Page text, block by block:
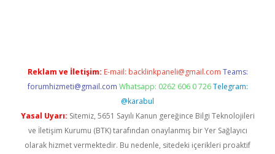
Reklam ve İletişim: E-mail: backlinkpaneli@gmail.com Teams:
forumhizmeti@gmail.com Whatsapp: 0262 606 0 726 Telegram:
@karabul
Yasal Uyarı: Sitemiz, 5651 Sayılı Kanun gereğince Bilgi Teknolojileri
ve İletişim Kurumu (BTK) tarafından onaylanmış bir Yer Sağlayıcı
olarak hizmet vermektedir. Bu nedenle, sitedeki içerikleri proaktif